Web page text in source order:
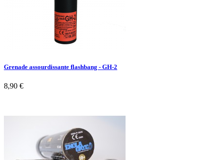
Grenade assourdissante flashbang - GH-2
8,90 €